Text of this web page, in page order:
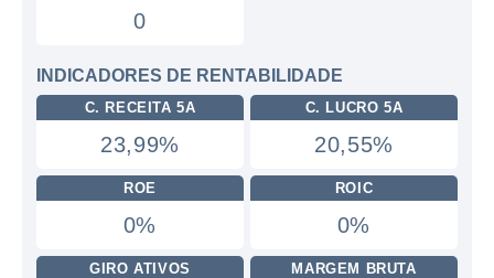
0
INDICADORES DE RENTABILIDADE
C. RECEITA 5A
23,99%
C. LUCRO 5A
20,55%
ROE
0%
ROIC
0%
GIRO ATIVOS MARGEM BRUTA